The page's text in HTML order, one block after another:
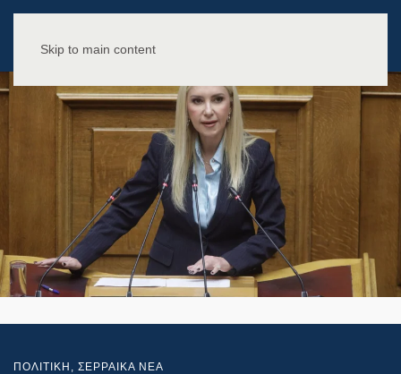
Skip to main content
ΠΟΛΙΤΙΚΗ , ΣΕΡΡΑΙΚΑ ΝΕΑ